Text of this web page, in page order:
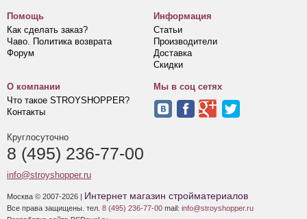
Помощь
Как сделать заказ?
Чаво. Политика возврата
Форум
Информация
Статьи
Производители
Доставка
Скидки
О компании
Что такое STROYSHOPPER?
Контакты
Мы в соц сетях
Круглосуточно
8 (495) 236-77-00
info@stroyshopper.ru
Москва © 2007-2026 | Интернет магазин стройматериалов
Все права защищены. тел. 8 (495) 236-77-00 mail: info@stroyshopper.ru